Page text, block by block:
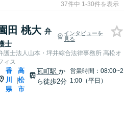
37件中 1-30件を表示
田 桃大 弁
士
インタビューを
見る
護士法人山本・坪井綜合法律事務所 高松オ
ィス
香
川
県
|
高
松
市
瓦町駅 か
ら徒歩2分
営業時間：08:00~2
1:00（平日）